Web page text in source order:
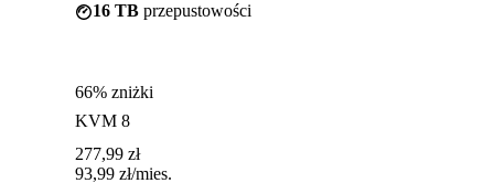
16 TB przepustowości
66% zniżki
KVM 8
277,99 zł
93,99 zł/mies.